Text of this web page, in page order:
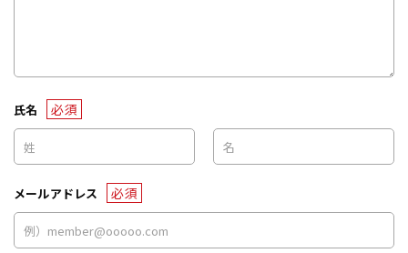
氏名 必須
メールアドレス 必須